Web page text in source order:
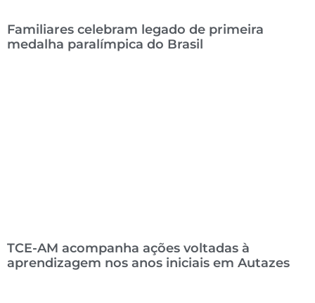
Familiares celebram legado de primeira
medalha paralímpica do Brasil
TCE-AM acompanha ações voltadas à
aprendizagem nos anos iniciais em Autazes